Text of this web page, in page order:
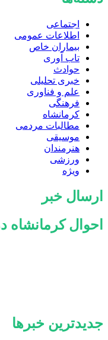
اجتماعی
اطلاعات عمومی
بیماران خاص
تاب آوری
حوادث
خبری تحلیلی
علم و فناوری
فرهنگی
کرمانشاه
مطالبات مردمی
موسیقی
هنرمندان
ورزشی
ویژه
ارسال خبر
احوال
جدیدترین خبرها